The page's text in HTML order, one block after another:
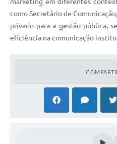
como Secretário de
privado para a gestão pública,
eficiência na comunicação